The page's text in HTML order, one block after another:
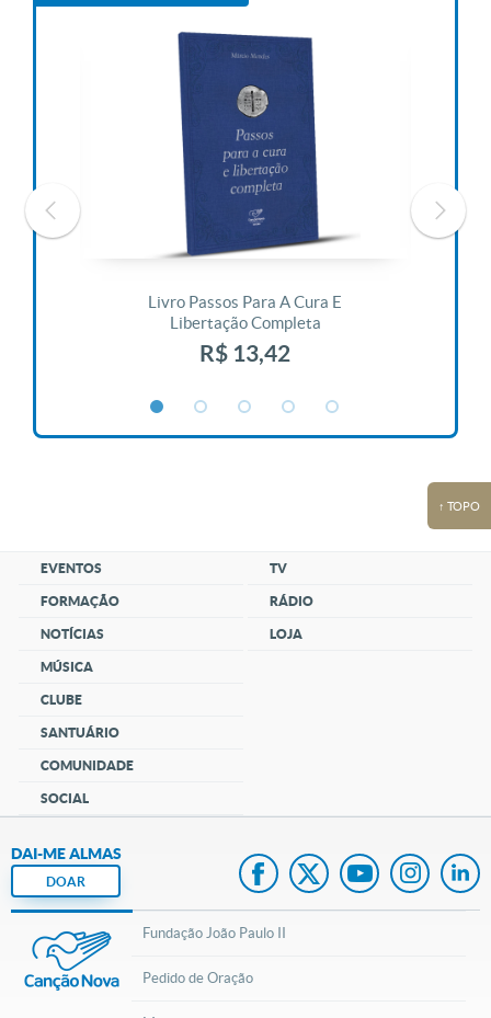
Livro Passos Para A Cura E
Libertação Completa
R$ 13,42
↑ TOPO
EVENTOS
FORMAÇÃO
NOTÍCIAS
MÚSICA
CLUBE
SANTUÁRIO
COMUNIDADE
SOCIAL
TV
RÁDIO
LOJA
DAI-ME ALMAS
DOAR
Fundação João Paulo II
Pedido de Oração